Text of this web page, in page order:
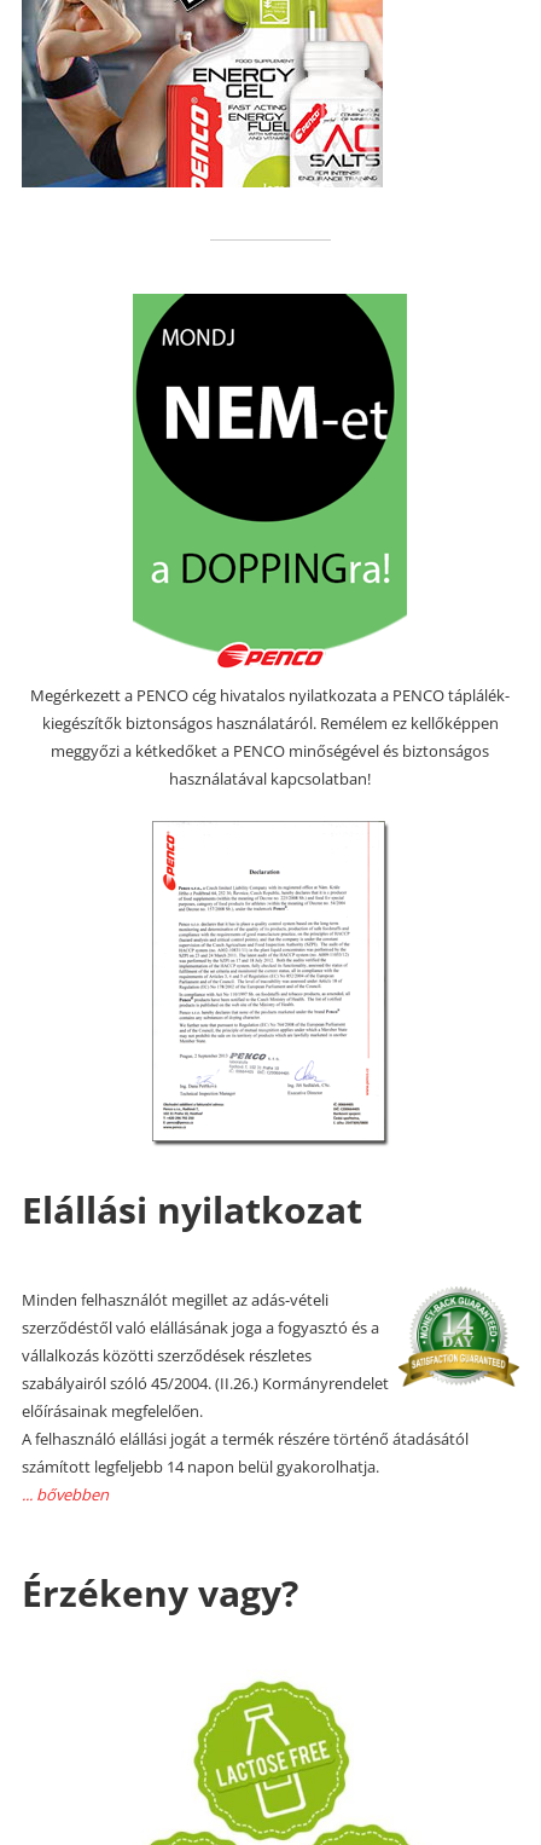
Megérkezett a PENCO cég hivatalos nyilatkozata a PENCO táplálék-
kiegészítők biztonságos használatáról. Remélem ez kellőképpen
meggyőzi a kétkedőket a PENCO minőségével és biztonságos
használatával kapcsolatban!
Elállási nyilatkozat
Minden felhasználót megillet az adás-vételi
szerződéstől való elállásának joga a fogyasztó és a
vállalkozás közötti szerződések részletes
szabályairól szóló 45/2004. (II.26.) Kormányrendelet
előírásainak megfelelően.
A felhasználó elállási jogát a termék részére történő átadásától
számított legfeljebb 14 napon belül gyakorolhatja.
... bővebben
Érzékeny vagy?